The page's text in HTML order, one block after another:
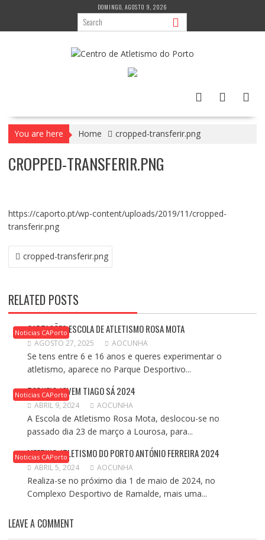
content
DOMINGO, AGOSTO 9, 2026
You are here Home cropped-transferir.png
CROPPED-TRANSFERIR.PNG
https://caporto.pt/wp-content/uploads/2019/11/cropped-
transferir.png
NAVEGAÇÃO
DE cropped-transferir.png
RELATED POSTS
Noticias CAPorto
CAPTAÇÕES ESCOLA DE ATLETISMO ROSA MOTA
AGOSTO 27, 2025 AOCUNHA
Se tens entre 6 e 16 anos e queres experimentar o
atletismo, aparece no Parque Desportivo...
Noticias CAPorto
TORNEIO JOVEM TIAGO SÁ 2024
ABRIL 9, 2024 AOCUNHA
A Escola de Atletismo Rosa Mota, deslocou-se no
passado dia 23 de março a Lourosa, para...
Noticias CAPorto
MEETING ATLETISMO DO PORTO ANTÓNIO FERREIRA 2024
ABRIL 5, 2024 AOCUNHA
Realiza-se no próximo dia 1 de maio de 2024, no
Complexo Desportivo de Ramalde, mais uma...
LEAVE A COMMENT